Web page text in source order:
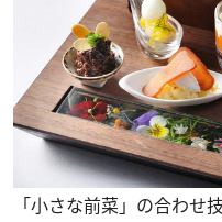
「小さな前菜」の合わせ